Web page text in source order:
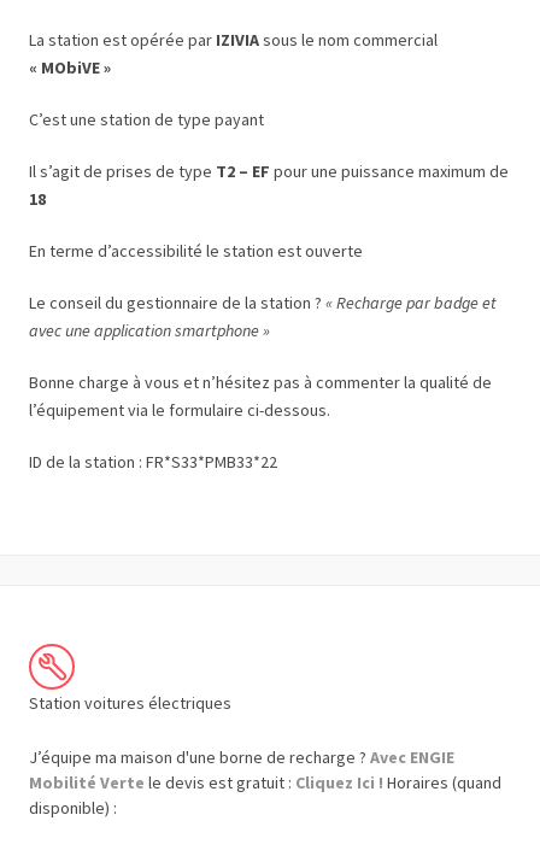
La station est opérée par IZIVIAsous le nom commercial
« MObiVE »
C’est une station de type payant
Il s’agit de prises de type T2 – EF pour une puissance maximum de
18
En terme d’accessibilité le station est ouverte
Le conseil du gestionnaire de la station ? « Recharge par badge et
avec une application smartphone »
Bonne charge à vous et n’hésitez pas à commenter la qualité de
l’équipement via le formulaire ci-dessous.
ID de la station : FR*S33*PMB33*22
Station voitures électriques
J’équipe ma maison d'une borne de recharge ? Avec ENGIE
Mobilité Verte le devis est gratuit : Cliquez Ici ! Horaires (quand
disponible) :